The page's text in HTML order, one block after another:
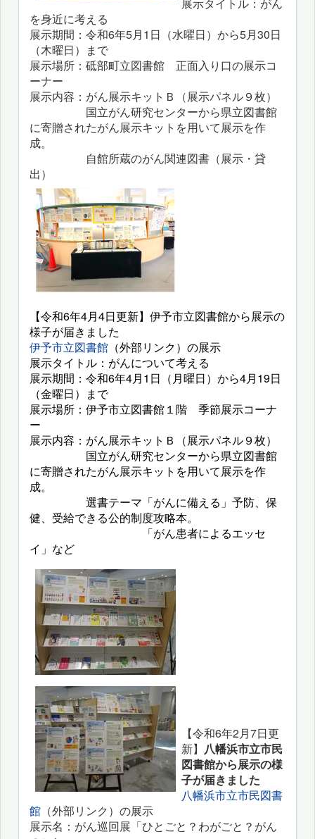
を身近に考える
展示期間：令和6年5月1日（水曜日）から5月30日
（木曜日）まで
展示場所：砥部町立図書館 正面入り口の展示コ
ーナー
展示内容：がん展示キットＢ（展示パネル９枚）
国立がん研究センターから県立図書館
に寄贈されたがん展示キットを用いて展示を作
成。
自館所蔵のがん関連図書（展示・貸
出）
【令和6年4月4日更新】伊予市立図書館から展示の
様子が届きました
伊予市立図書館 （外部リンク）の展示
展示タイトル：がんについて考える
展示期間：令和6年4月1日（月曜日）から4月19日
（金曜日）まで
展示場所：伊予市立図書館１階 季節展示コーナ
ー
展示内容：がん展示キットＢ（展示パネル９枚）
国立がん研究センターから県立図書館
に寄贈されたがん展示キットを用いて展示を作
成。
選書テーマ「がんに備える」予防、保
健、受給できる公的制度攻略本。
「がん患者によるエッセ
イ」など
【令和6年2月7日更
新】 八幡浜市立市民
図書館から展示の様
子が届きました
八幡浜市立市民図書
館 （外部リンク）の展示
展示名：がん巡回展「ひとごと？わがごと？がん